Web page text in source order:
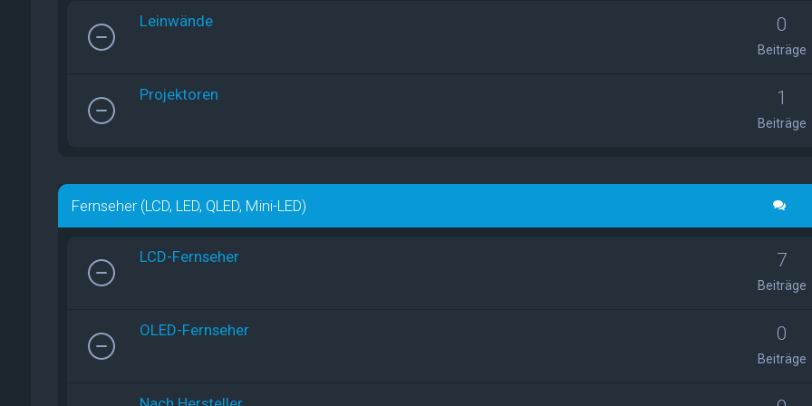
Leinwände 0
Beiträge
Projektoren 1
Beiträge
Fernseher (LCD, LED, QLED, Mini-LED)
LCD-Fernseher 7
Beiträge
OLED-Fernseher 0
Beiträge